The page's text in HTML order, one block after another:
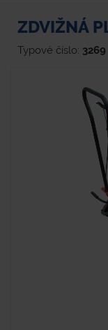
ZDVIŽNÁ
Typové číslo: 3269